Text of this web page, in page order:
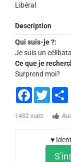
Libéral
Description
Qui suis-je ?:
Je suis un
Ce que je
Surprend moi?
Facebook
Twitter
1482 vues
♥